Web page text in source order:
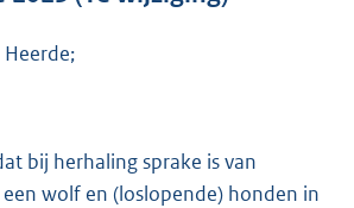
K
b
bij herhaling sprake is van
wolf en (loslopende) honden in